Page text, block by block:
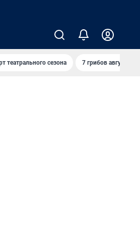
театрального сезона 7 грибов августа